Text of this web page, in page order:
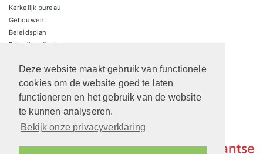
Deze website maakt gebruik van functionele
cookies om de website goed te laten
functioneren en het gebruik van de website
te kunnen analyseren.
Bekijk onze privacyverklaring
Kerkelijk bureau
Gebouwen
Beleidsplan
Belastingaftrek
ANBI Kerk
ANBI Diaconie